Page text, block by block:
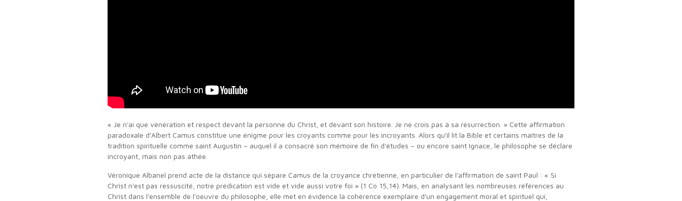
« Je n'ai que vénération et respect devant la personne du Christ, et devant son histoire. Je ne crois pas à sa résurrection. » Cette affirmation
paradoxale d'Albert Camus constitue une énigme pour les croyants comme pour les incroyants. Alors qu'il lit la Bible et certains maîtres de la
tradition spirituelle comme saint Augustin – auquel il a consacré son mémoire de fin d'études – ou encore saint Ignace, le philosophe se déclare
incroyant, mais non pas athée.
Véronique Albanel prend acte de la distance qui sépare Camus de la croyance chrétienne, en particulier de l'affirmation de saint Paul : « Si
Christ n'est pas ressuscité, notre prédication est vide et vide aussi votre foi » (1 Co 15,14). Mais, en analysant les nombreuses références au
Christ dans l'ensemble de l'oeuvre du philosophe, elle met en évidence la cohérence exemplaire d'un engagement moral et spirituel qui,